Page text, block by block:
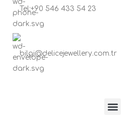
Tel:+90 546 433 54 23
bilgi@delicejewellery.com.tr